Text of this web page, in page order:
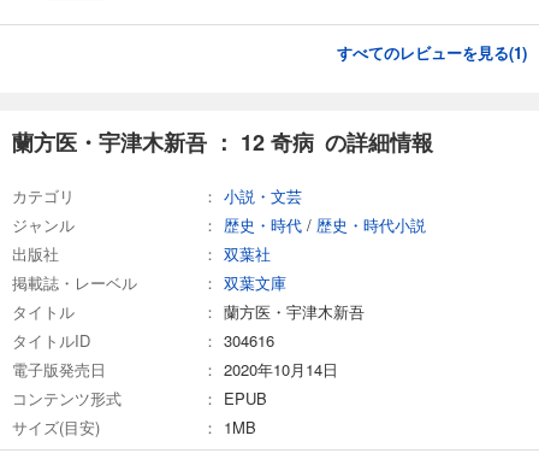
すべてのレビューを見る(1)
蘭方医・宇津木新吾 ： 12 奇病 の詳細情報
カテゴリ
小説・文芸
ジャンル
歴史・時代 / 歴史・時代小説
出版社
双葉社
掲載誌・レーベル
双葉文庫
タイトル
蘭方医・宇津木新吾
タイトルID
304616
電子版発売日
2020年10月14日
コンテンツ形式
EPUB
サイズ(目安)
1MB